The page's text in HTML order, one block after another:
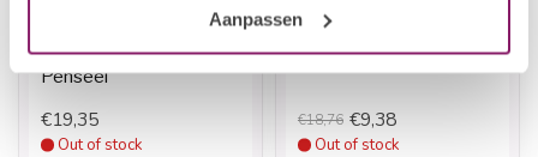
Aanpassen
PolkaDots Xolish
Penseel
€19,35
Out of stock
POLKADOTS
Brush Gradient
€18,76 €9,38
Out of stock